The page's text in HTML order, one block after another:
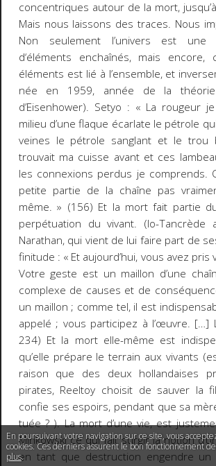
En poursuivant votre navigation sur ce site, vous
cookies. Ces derniers assurent le bon fonctionnement
plus.
concentriques autour de la mort,
Mais nous laissons des traces. Nous
Non seulement l’univers est une
d‘éléments enchaînés, mais
éléments est lié à l’ensemble, et
née en 1959, année de la
d’Eisenhower). Setyo : « La rougeur
milieu d’une flaque écarlate le pétrole
veines le pétrole sanglant et le trou
trouvait ma cuisse avant et ces
les connexions perdus je comprends.
petite partie de la chaîne pas
même. » (156) Et la mort fait partie
perpétuation du vivant. (Io-Tancrède
Narathan, qui vient de lui faire part de
finitude : « Et aujourd’hui, vous avez
Votre geste est un maillon d’une
complexe de causes et de
un maillon ; comme tel, il est
appelé ; vous participez à l’œuvre. […]
234) Et la mort elle-même est
qu’elle prépare le terrain aux vivants
raison que des deux hollandaises
pirates, Reeltoy choisit de sauver la
confie ses espoirs, pendant que sa
tuée ? ). La mort d’unevie, est
Minkowski ce qui fait surgir la notion
en tant que destruction engendre